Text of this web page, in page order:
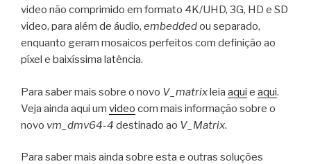
video não comprimido em formato 4K/UHD, 3G, HD e SD
video, para além de áudio, embeddedou separado,
enquanto geram mosaicos perfeitos com definição ao
píxel e baixíssima latência.
Para saber mais sobre o novo V_matrixleia aqui e aqui.
Veja ainda aqui um video com mais informação sobre o
novo vm_dmv64-4 destinado ao V_Matrix.
Para saber mais ainda sobre esta e outras soluções